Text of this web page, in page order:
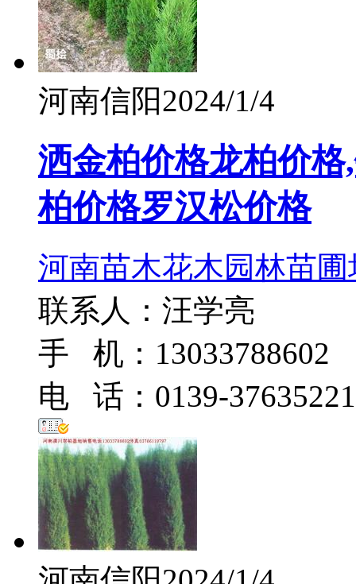
河南信阳2024/1/4
洒金柏价格龙柏价
柏价格罗汉松价格
河南苗木花木园林苗圃
联系人：汪学亮
手 机：13033788602
电 话：0139-37635221